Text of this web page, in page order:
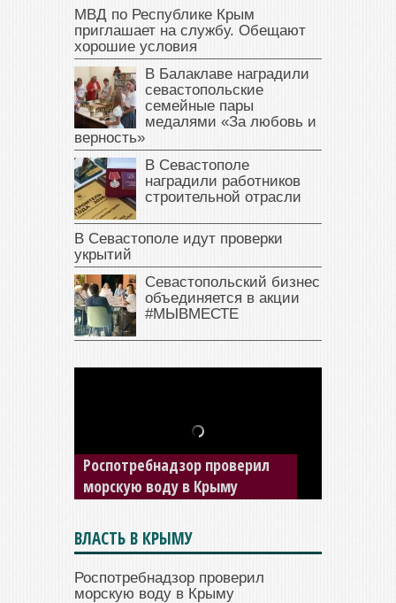
МВД по Республике Крым
приглашает на службу. Обещают
хорошие условия
В Балаклаве наградили
севастопольские
семейные пары
медалями «За любовь и
верность»
В Севастополе
наградили работников
строительной отрасли
В Севастополе идут проверки
укрытий
Севастопольский бизнес
объединяется в акции
#МЫВМЕСТЕ
В Крыму у жителя Саки
изъяли автомобиль —
накопил долги по штрафам
ГИБДД
ВЛАСТЬ В КРЫМУ
Роспотребнадзор проверил
морскую воду в Крыму